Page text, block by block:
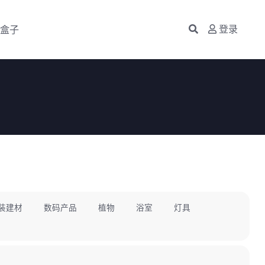
子 登录
建材 数码产品 植物 浴室 灯具